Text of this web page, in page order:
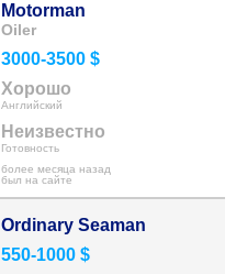
Motorman
Oiler
3000-3500 $
Хорошо
Английский
Неизвестно
Готовность
более месяца назад
был на сайте
Ordinary Seaman
550-1000 $